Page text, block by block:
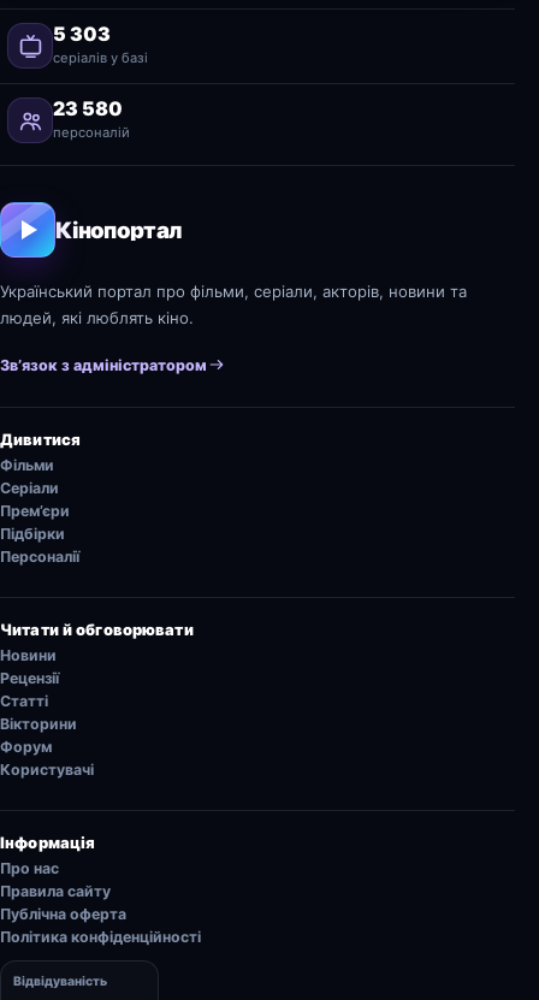
5 303
серіалів у базі
23 580
персоналій
Кінопортал
Український портал про фільми, серіали, акторів, новини та
людей, які люблять кіно.
Зв’язок з адміністратором
Дивитися
Фільми
Серіали
Прем’єри
Підбірки
Персоналії
Читати й обговорювати
Новини
Рецензії
Статті
Вікторини
Форум
Користувачі
Інформація
Про нас
Правила сайту
Публічна оферта
Політика конфіденційності
Відвідуваність